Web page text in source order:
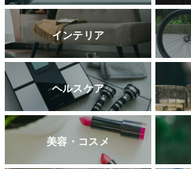
インテリア
ヘルスケア
美容・コスメ